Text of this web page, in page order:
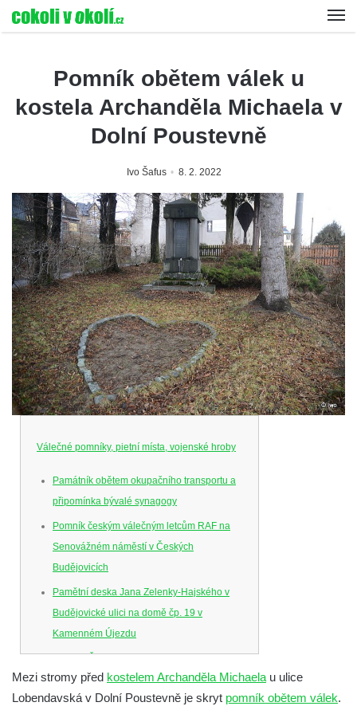
Pomník obětem válek u
kostela Archanděla Michaela v
Dolní Poustevně
Ivo Šafus 8. 2. 2022
Válečné pomníky, pietní místa, vojenské hroby
Památník obětem okupačního transportu a
připomínka bývalé synagogy
Pomník českým válečným letcům RAF na
Senovážném náměstí v Českých
Budějovicích
Pamětní deska Jana Zelenky-Hajského v
Budějovické ulici na domě čp. 19 v
Kamenném Újezdu
Kenotaf Šimona Valhy na starém hřbitově v
Kamenném Újezdě
Kenotaf Václava B. Hájka na starém
Mezi stromy před kostelem Archanděla Michaela u ulice
Lobendavská v Dolní Poustevně je skryt pomník obětem válek.